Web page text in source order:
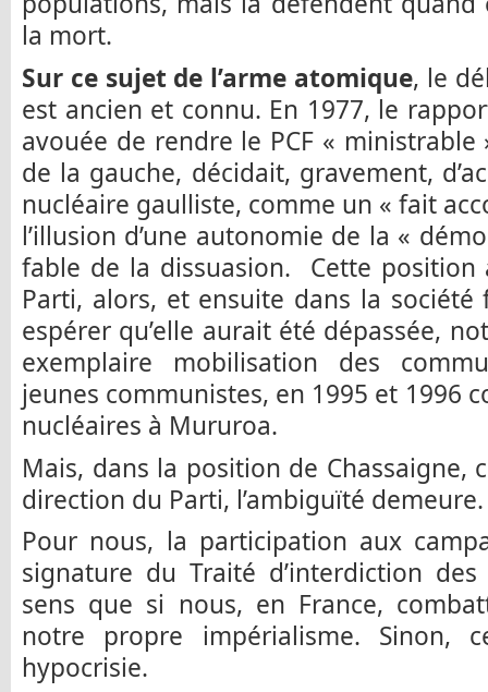
la mort.
Sur ce sujet de l’arme atomique, le
est ancien et connu. En 1977, le
avouée de rendre le PCF « ministrable
de la gauche, décidait, gravement,
nucléaire gaulliste, comme un « fait
l’illusion d’une autonomie de la «
fable de la dissuasion. Cette
Parti, alors, et ensuite dans la société
espérer qu’elle aurait été dépassée,
exemplaire mobilisation des
jeunes communistes, en 1995 et 1996
nucléaires à Mururoa.
Mais, dans la position de Chassaigne,
direction du Parti, l’ambiguïté demeure.
Pour nous, la participation aux
signature du Traité d’interdiction
sens que si nous, en France,
notre propre impérialisme. Sinon,
hypocrisie.